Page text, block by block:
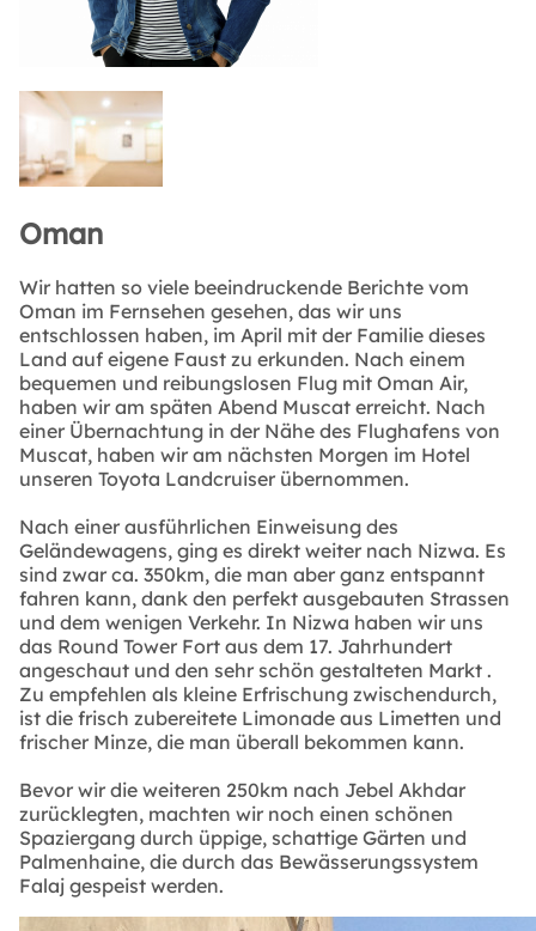
Oman
Wir hatten so viele beeindruckende Berichte vom
Oman im Fernsehen gesehen, das wir uns
entschlossen haben, im April mit der Familie dieses
Land auf eigene Faust zu erkunden. Nach einem
bequemen und reibungslosen Flug mit Oman Air,
haben wir am späten Abend Muscat erreicht. Nach
einer Übernachtung in der Nähe des Flughafens von
Muscat, haben wir am nächsten Morgen im Hotel
unseren Toyota Landcruiser übernommen.
Nach einer ausführlichen Einweisung des
Geländewagens, ging es direkt weiter nach Nizwa. Es
sind zwar ca. 350km, die man aber ganz entspannt
fahren kann, dank den perfekt ausgebauten Strassen
und dem wenigen Verkehr. In Nizwa haben wir uns
das Round Tower Fort aus dem 17. Jahrhundert
angeschaut und den sehr schön gestalteten Markt .
Zu empfehlen als kleine Erfrischung zwischendurch,
ist die frisch zubereitete Limonade aus Limetten und
frischer Minze, die man überall bekommen kann.
Bevor wir die weiteren 250km nach Jebel Akhdar
zurücklegten, machten wir noch einen schönen
Spaziergang durch üppige, schattige Gärten und
Palmenhaine, die durch das Bewässerungssystem
Falaj gespeist werden.